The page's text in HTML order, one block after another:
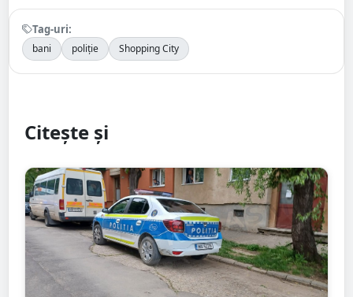
Tag-uri:
bani poliție Shopping City
Citește și